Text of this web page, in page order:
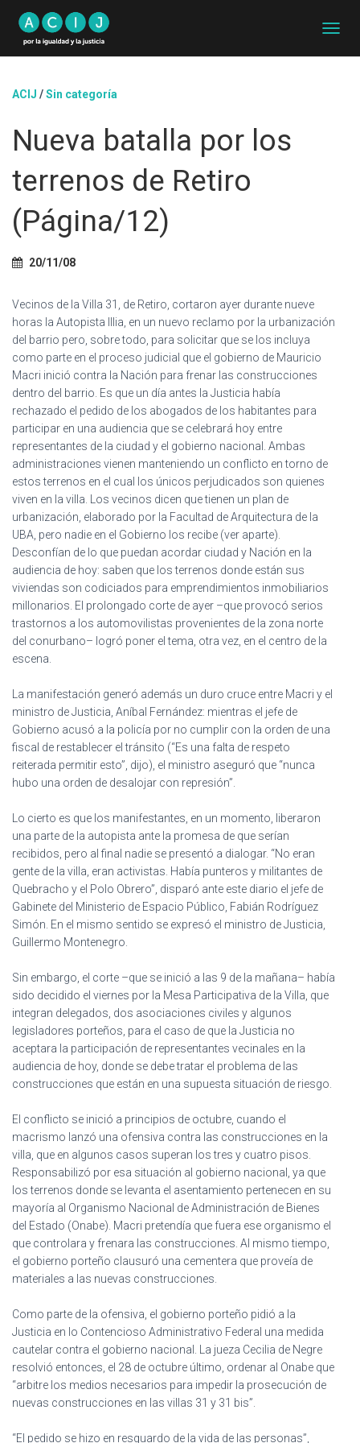
A
ACIJ /Sin categoría
Nueva batalla por los
terrenos de Retiro
(Página/12)
20/11/08
Vecinos de la Villa 31, de Retiro, cortaron ayer durante nueve
horas la Autopista Illia, en un nuevo reclamo por la urbanización
del barrio pero, sobre todo, para solicitar que se los incluya
como parte en el proceso judicial que el gobierno de Mauricio
Macri inició contra la Nación para frenar las construcciones
dentro del barrio. Es que un día antes la Justicia había
rechazado el pedido de los abogados de los habitantes para
participar en una audiencia que se celebrará hoy entre
representantes de la ciudad y el gobierno nacional. Ambas
administraciones vienen manteniendo un conflicto en torno de
estos terrenos en el cual los únicos perjudicados son quienes
viven en la villa. Los vecinos dicen que tienen un plan de
urbanización, elaborado por la Facultad de Arquitectura de la
UBA, pero nadie en el Gobierno los recibe (ver aparte).
Desconfían de lo que puedan acordar ciudad y Nación en la
audiencia de hoy: saben que los terrenos donde están sus
viviendas son codiciados para emprendimientos inmobiliarios
millonarios. El prolongado corte de ayer –que provocó serios
trastornos a los automovilistas provenientes de la zona norte
del conurbano– logró poner el tema, otra vez, en el centro de la
escena.
La manifestación generó además un duro cruce entre Macri y el
ministro de Justicia, Aníbal Fernández: mientras el jefe de
Gobierno acusó a la policía por no cumplir con la orden de una
fiscal de restablecer el tránsito (“Es una falta de respeto
reiterada permitir esto”, dijo), el ministro aseguró que “nunca
hubo una orden de desalojar con represión”.
Lo cierto es que los manifestantes, en un momento, liberaron
una parte de la autopista ante la promesa de que serían
recibidos, pero al final nadie se presentó a dialogar. “No eran
gente de la villa, eran activistas. Había punteros y militantes de
Quebracho y el Polo Obrero”, disparó ante este diario el jefe de
Gabinete del Ministerio de Espacio Público, Fabián Rodríguez
Simón. En el mismo sentido se expresó el ministro de Justicia,
Guillermo Montenegro.
Sin embargo, el corte –que se inició a las 9 de la mañana– había
sido decidido el viernes por la Mesa Participativa de la Villa, que
integran delegados, dos asociaciones civiles y algunos
legisladores porteños, para el caso de que la Justicia no
aceptara la participación de representantes vecinales en la
audiencia de hoy, donde se debe tratar el problema de las
construcciones que están en una supuesta situación de riesgo.
El conflicto se inició a principios de octubre, cuando el
macrismo lanzó una ofensiva contra las construcciones en la
villa, que en algunos casos superan los tres y cuatro pisos.
Responsabilizó por esa situación al gobierno nacional, ya que
los terrenos donde se levanta el asentamiento pertenecen en su
mayoría al Organismo Nacional de Administración de Bienes
del Estado (Onabe). Macri pretendía que fuera ese organismo el
que controlara y frenara las construcciones. Al mismo tiempo,
el gobierno porteño clausuró una cementera que proveía de
materiales a las nuevas construcciones.
Como parte de la ofensiva, el gobierno porteño pidió a la
Justicia en lo Contencioso Administrativo Federal una medida
cautelar contra el gobierno nacional. La jueza Cecilia de Negre
resolvió entonces, el 28 de octubre último, ordenar al Onabe que
“arbitre los medios necesarios para impedir la prosecución de
nuevas construcciones en las villas 31 y 31 bis”.
“El pedido se hizo en resguardo de la vida de las personas”,